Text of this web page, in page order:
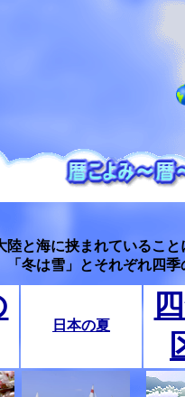
陸と海に挟まれているこ
「冬は雪」とそれぞれ四
日本の夏